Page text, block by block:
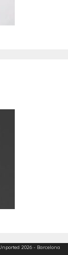
2026 - Barcelona